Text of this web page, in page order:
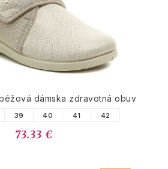
dámska zdravotná obuv
39 40 41 42
73.33 €